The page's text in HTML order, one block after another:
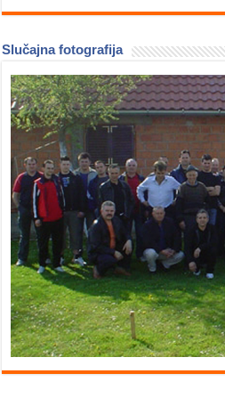
Slučajna fotografija